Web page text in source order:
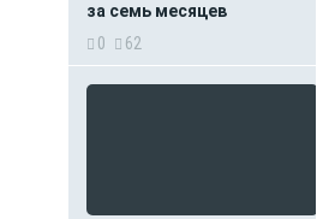
за семь месяцев
0
62